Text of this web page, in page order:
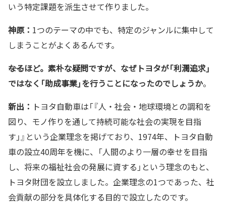
いう特定課題を派生させて作りました。
神原： 1つのテーマの中でも、特定のジャンルに集中して
しまうことがよくあるんです。
――なるほど。素朴な疑問ですが、なぜトヨタが「利潤追求」
ではなく「助成事業」を行うことになったのでしょうか。
新出： トヨタ自動車は「『人・社会・地球環境との調和を
図り、モノ作りを通して持続可能な社会の実現を目指
す」』という企業理念を掲げており、1974年、トヨタ自動
車の設立40周年を機に、「人間のより一層の幸せを目指
し、将来の福祉社会の発展に資する」という理念のもと、
トヨタ財団を設立しました。企業理念の1つであった、社
会貢献の部分を具体化する目的で設立したのです。